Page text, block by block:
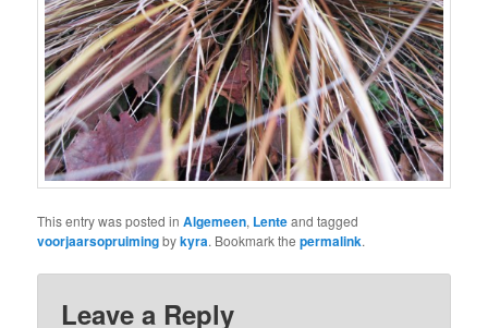
This entry was posted inAlgemeen, Lenteand tagged
voorjaarsopruimingbykyra. Bookmark thepermalink.
Leave a Reply